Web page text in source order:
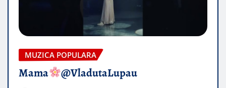
MUZICA POPULARA
Mama @VladutaLupau